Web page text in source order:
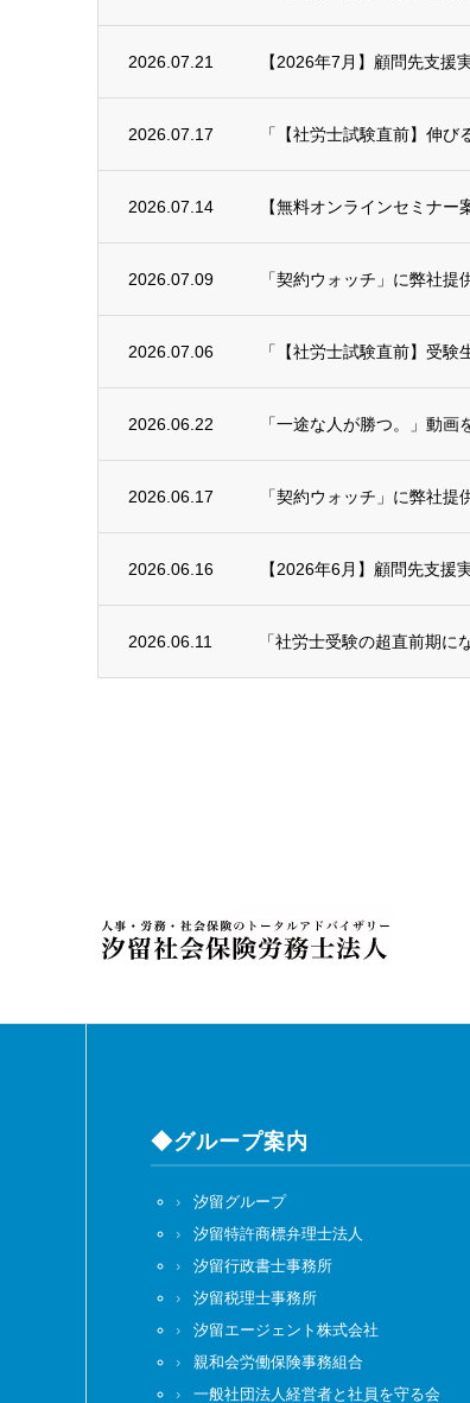
2026.07.21 【2026年7月】顧問先支援
2026.07.17 「【社労士試験直前】伸
2026.07.14 【無料オンラインセミナ
2026.07.09 「契約ウォッチ」に弊社提
2026.07.06 「【社労士試験直前】受
2026.06.22 「一途な人が勝つ。」動画
2026.06.17 「契約ウォッチ」に弊社提
2026.06.16 【2026年6月】顧問先支援
2026.06.11 「社労士受験の超直前期に
◆グループ案内
汐留グループ
汐留特許商標弁理士法人
汐留行政書士事務所
汐留税理士事務所
汐留エージェント株式会社
親和会労働保険事務組合
一般社団法人経営者と社員を守る会